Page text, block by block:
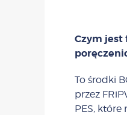
Czym jest
To środki
przez
PES, które